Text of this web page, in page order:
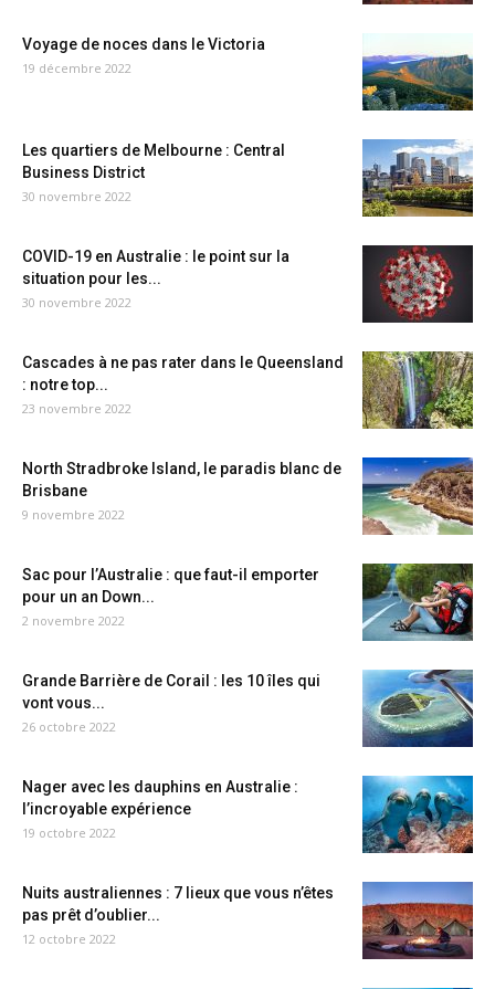
Voyage de noces dans le Victoria
19 décembre 2022
Les quartiers de Melbourne : Central
Business District
30 novembre 2022
COVID-19 en Australie : le point sur la
situation pour les...
30 novembre 2022
Cascades à ne pas rater dans le Queensland
: notre top...
23 novembre 2022
North Stradbroke Island, le paradis blanc de
Brisbane
9 novembre 2022
Sac pour l’Australie : que faut-il emporter
pour un an Down...
2 novembre 2022
Grande Barrière de Corail : les 10 îles qui
vont vous...
26 octobre 2022
Nager avec les dauphins en Australie :
l’incroyable expérience
19 octobre 2022
Nuits australiennes : 7 lieux que vous n’êtes
pas prêt d’oublier...
12 octobre 2022